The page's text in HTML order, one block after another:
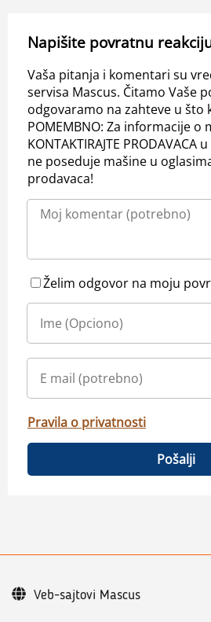
Napišite povratnu
Vaša pitanja i komentari su
servisa Mascus. Čitamo Vaše
odgovaramo na zahteve u što
POMEMBNO: Za informacije o
KONTAKTIRAJTE PRODAVACA
ne poseduje mašine u
prodavaca!
Želim odgovor na moju
Pravila o privatnosti
Pošalji
Veb-sajtovi Mascus